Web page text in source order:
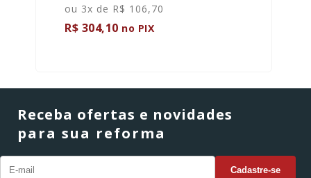
ou 3x de R$ 106,70
R$ 304,10 no PIX
Receba ofertas e novidades
para sua reforma